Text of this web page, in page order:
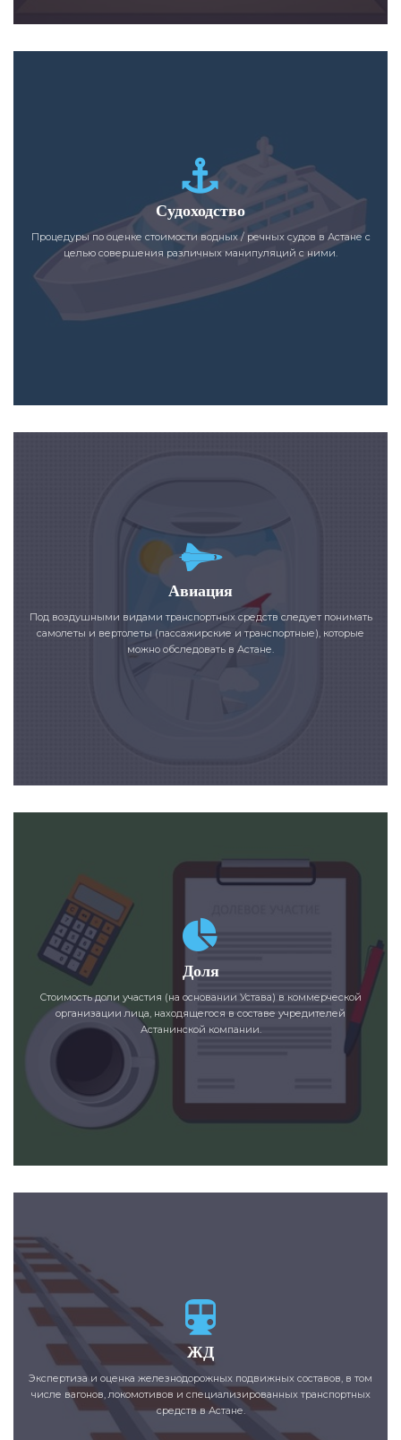
Судоходство
Процедуры по оценке стоимости водных / речных судов в Астане с
целью совершения различных манипуляций с ними.
Авиация
Под воздушными видами транспортных средств следует понимать
самолеты и вертолеты (пассажирские и транспортные), которые
можно обследовать в Астане.
Доля
Стоимость доли участия (на основании Устава) в коммерческой
организации лица, находящегося в составе учредителей
Астанинской компании.
ЖД
Экспертиза и оценка железнодорожных подвижных составов, в том
числе вагонов, локомотивов и специализированных транспортных
средств в Астане.